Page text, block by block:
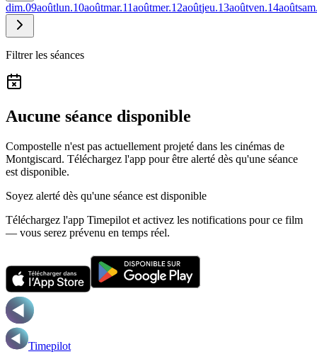
dim.09aoûtlun.10aoûtmar.11aoûtmer.12aoûtjeu.13aoûtven.14août
Filtrer les séances
Aucune séance disponible
Compostelle n'est pas actuellement projeté dans les cinémas de
Montgiscard. Téléchargez l'app pour être alerté dès qu'une séance
est disponible.
Soyez alerté dès qu'une séance est disponible
Téléchargez l'app Timepilot et activez les notifications pour ce film
— vous serez prévenu en temps réel.
Timepilot